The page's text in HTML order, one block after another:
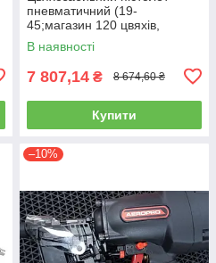
пневматичний (19-
45;магазин 120 цвяхів,
діам.2.5-3.05, 15 градусів)
AEROPRO CN45N
В наявності
7 807,14 ₴ 8 674,60 ₴
Купити
–10%